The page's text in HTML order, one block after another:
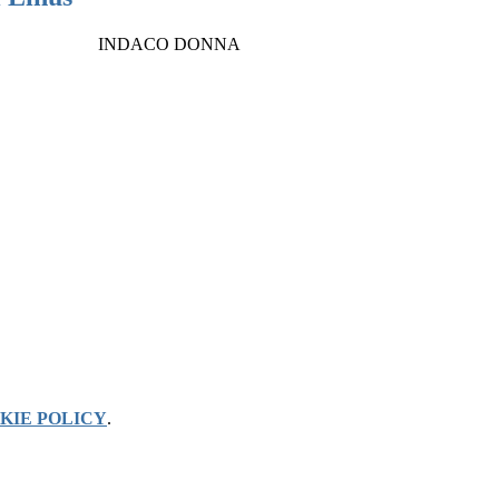
INDACO DONNA
POLICY.